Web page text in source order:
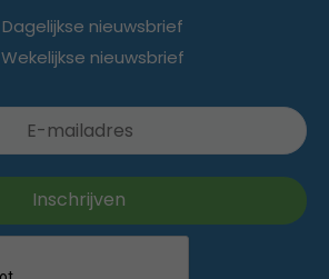
Dagelijkse nieuwsbrief
Wekelijkse nieuwsbrief